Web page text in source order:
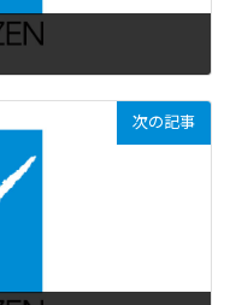
次の記事